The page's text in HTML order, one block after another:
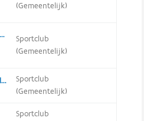
(Gemeentelijk)
Tennisclub
Sportclub
(Gemeentelijk)
Kynologenvereniging Moldernete
Sportclub
(Gemeentelijk)
Sportclub